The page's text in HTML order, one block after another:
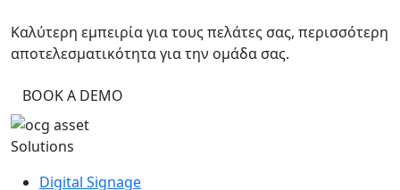
Καλύτερη εμπειρία για τους πελάτες σας, περισσότερη
αποτελεσματικότητα για την ομάδα σας.
BOOK A DEMO
Solutions
Digital Signage